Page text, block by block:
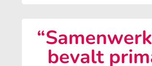
bevalt